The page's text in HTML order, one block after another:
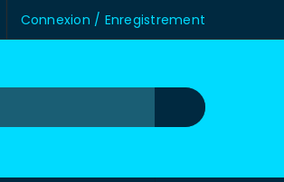
Connexion / Enregistrement